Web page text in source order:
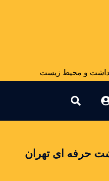
و محیط زیست
حرفه ای تهران